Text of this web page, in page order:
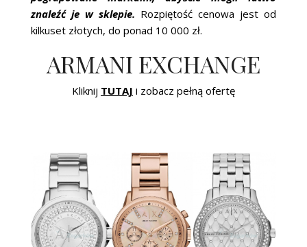
znaleźć je w sklepie. Rozpiętość cenowa jest od
kilkuset złotych, do ponad 10 000 zł.
ARMANI EXCHANGE
Kliknij TUTAJ i zobacz pełną ofertę